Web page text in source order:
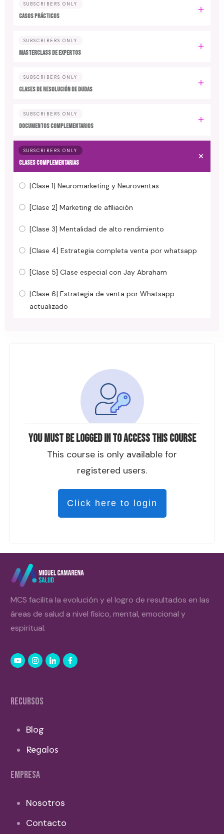
You must be logged in to access this course
This course is only available for
registered users.
Click here to login
SUBSCRIBERS ONLY
CASOS PRÁCTICOS
SUBSCRIBERS ONLY
MASTERCLASS DE EXPERTOS
SUBSCRIBERS ONLY
CLASES DE RESOLUCIÓN DE DUDAS
SUBSCRIBERS ONLY
DOCUMENTOS COMPLEMENTARIOS
SUBSCRIBERS ONLY
CLASES COMPLEMENTARIAS
[Clase 1] Neuromarketing y Neuroventas
[Clase 2] Marketing de afiliación
[Clase 3] Mentalidad de alto rendimiento
[Clase 4] Estrategia completa venta por whatsapp
[Clase 5] Clase especial con Jay Abraham
[Clase 6] Estrategia de venta por Whatsapp ·
actualizado
MCS facilita la evolución y el logro de resultados en las
áreas de salud a nivel físico, mental, emocional y
espiritual.
RECURSOS
Blog
Regalos
EMPRESA
Nosotros
Contacto